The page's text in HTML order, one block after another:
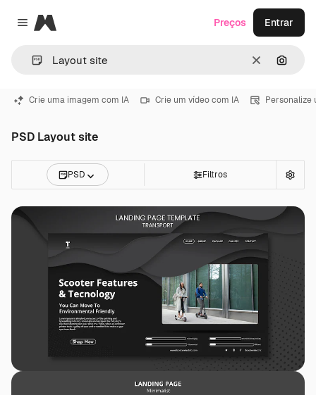
Close menu
Magnific
Limpar
Preços Entrar
Crie uma imagem com IA Crie um vídeo com IA Personalize
PSD Layout site
PSD Filtros